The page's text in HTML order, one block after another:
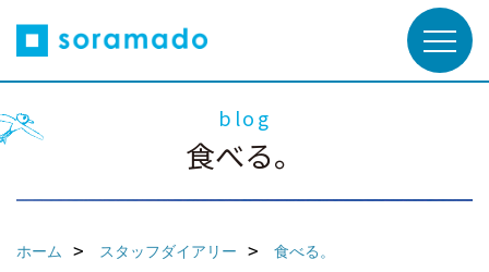
blog
食べる。
ホーム スタッフダイアリー 食べる。